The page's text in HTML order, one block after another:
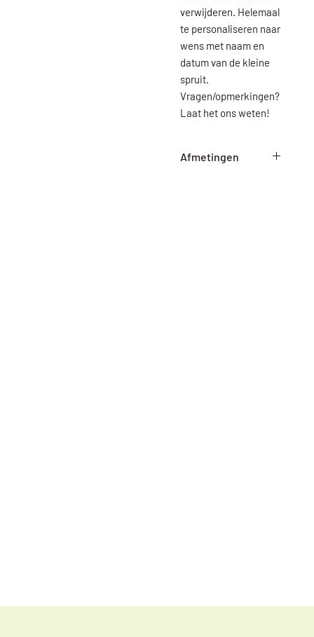
verwijderen. Helemaal
te personaliseren naar
wens met naam en
datum van de kleine
spruit.
Vragen/opmerkingen?
Laat het ons weten!
Afmetingen